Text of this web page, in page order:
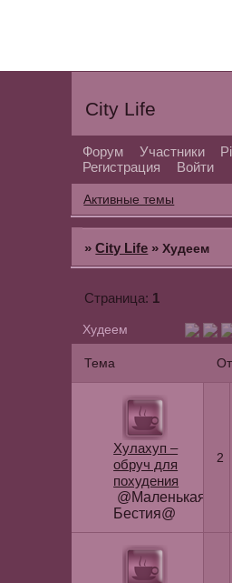
City Life
Форум Участники
Регистрация
Войти
Активные темы
»City Life »Худеем
Худеем
Страница: 1
Тема
Хулахуп –
обруч для
похудения
@Маленькая
Бестия@
2